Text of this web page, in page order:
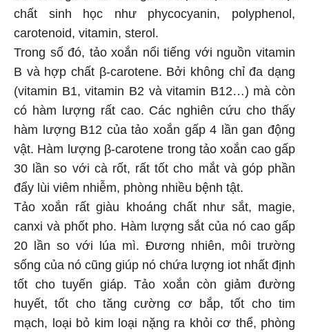
chất sinh học như phycocyanin, polyphenol,
carotenoid, vitamin, sterol.
Trong số đó, tảo xoắn nổi tiếng với nguồn vitamin
B và hợp chất β-carotene. Bởi không chỉ đa dạng
(vitamin B1, vitamin B2 và vitamin B12…) mà còn
có hàm lượng rất cao. Các nghiên cứu cho thấy
hàm lượng B12 của tảo xoắn gấp 4 lần gan động
vật. Hàm lượng β-carotene trong tảo xoắn cao gấp
30 lần so với cà rốt, rất tốt cho mắt và góp phần
đẩy lùi viêm nhiễm, phòng nhiều bệnh tật.
Tảo xoắn rất giàu khoáng chất như sắt, magie,
canxi và phốt pho. Hàm lượng sắt của nó cao gấp
20 lần so với lúa mì. Đương nhiên, môi trường
sống của nó cũng giúp nó chứa lượng iot nhất định
tốt cho tuyến giáp. Tảo xoắn còn giảm đường
huyết, tốt cho tăng cường cơ bắp, tốt cho tim
mạch, loại bỏ kim loại nặng ra khỏi cơ thể, phòng